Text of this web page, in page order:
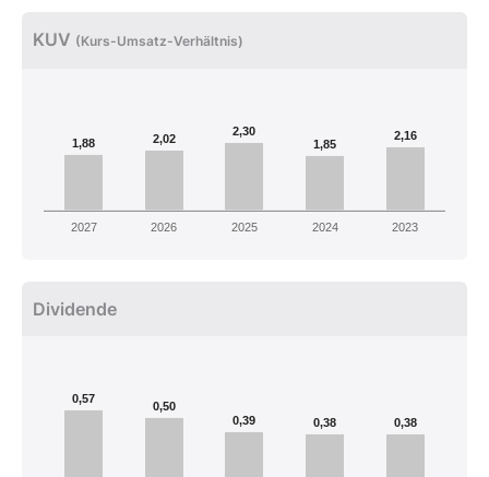
KUV (Kurs-Umsatz-Verhältnis)
1,88 2,02
2,30
1,85
2,16
2027 2026 2025 2024 2023
Dividende
0,57
0,50
0,39
0,38 0,38